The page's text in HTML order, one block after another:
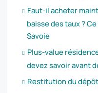
Faut-il acheter
baisse des taux ?
Savoie
Plus-value
devez savoir avant
Restitution du